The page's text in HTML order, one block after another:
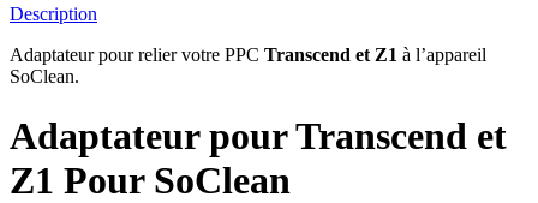
Description
Adaptateur pour relier votre PPC Transcend et Z1 à l’appareil
SoClean.
Adaptateur pour Transcend et
Z1 Pour SoClean